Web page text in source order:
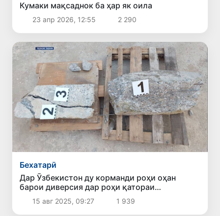
Кумаки мақсаднок ба ҳар як оила
23 апр 2026, 12:55 2 290
Бехатарӣ
Дар Ӯзбекистон ду корманди роҳи оҳан
барои диверсия дар роҳи қатораи
тезҳаракати «Афросиёб» ба муҳлатҳои
тӯлонии зиндон шуданд
15 авг 2025, 09:27 1 939